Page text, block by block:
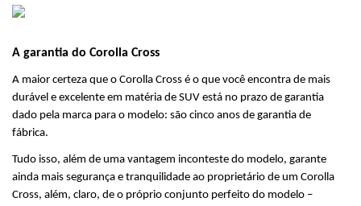
A garantia do Corolla Cross
A maior certeza que o Corolla Cross é o que você encontra de mais
durável e excelente em matéria de SUV está no prazo de garantia
dado pela marca para o modelo: são cinco anos de garantia de
fábrica.
Tudo isso, além de uma vantagem inconteste do modelo, garante
ainda mais segurança e tranquilidade ao proprietário de um Corolla
Cross, além, claro, de o próprio conjunto perfeito do modelo –